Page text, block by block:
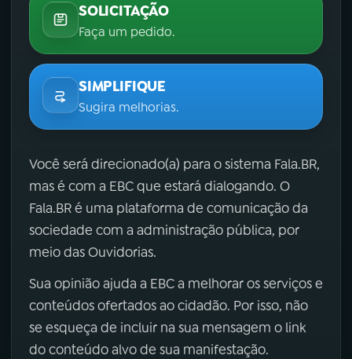
SOLICITAÇÃO
Faça um pedido.
SIMPLIFIQUE
Sugira melhorias.
Você será direcionado(a) para o sistema Fala.BR,
mas é com a EBC que estará dialogando. O
Fala.BR é uma plataforma de comunicação da
sociedade com a administração pública, por
meio das Ouvidorias.
Sua opinião ajuda a EBC a melhorar os serviços e
conteúdos ofertados ao cidadão. Por isso, não
se esqueça de incluir na sua mensagem o link
do conteúdo alvo de sua manifestação.